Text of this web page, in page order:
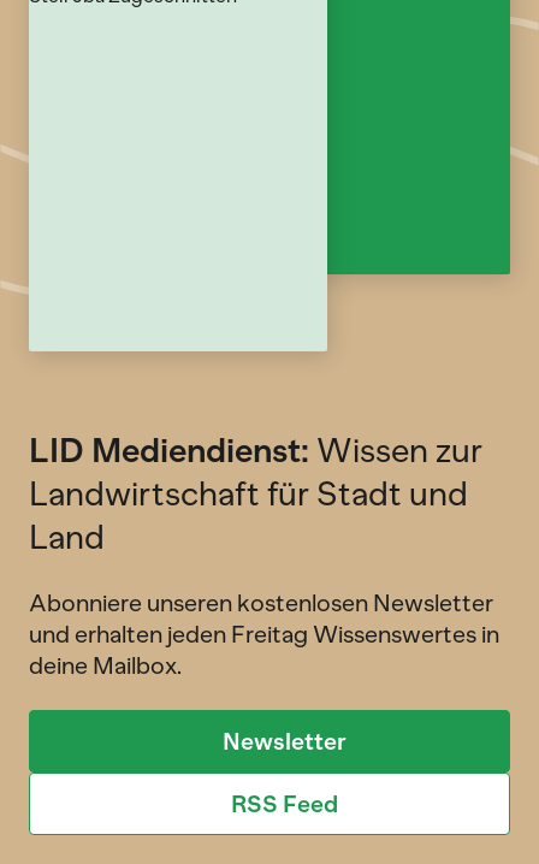
LID Mediendienst: Wissen zur
Landwirtschaft für Stadt und
Land
Abonniere unseren kostenlosen Newsletter
und erhalten jeden Freitag Wissenswertes in
deine Mailbox.
Newsletter
RSS Feed